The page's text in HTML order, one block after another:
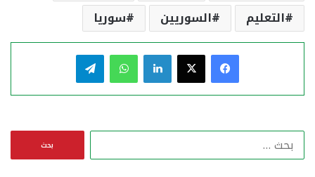
التعليم
السوريين سوريا
فيسبوك لينكدإن واتساب